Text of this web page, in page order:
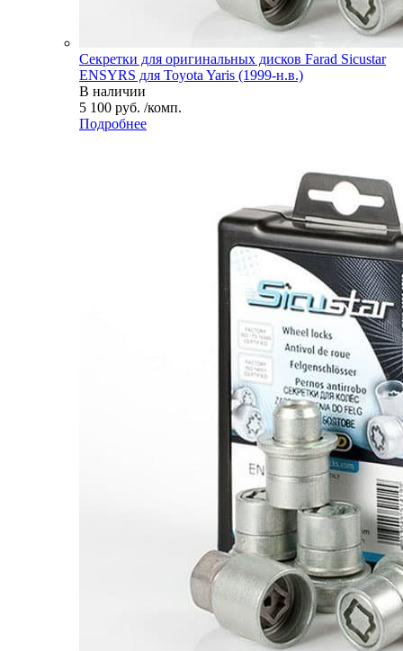
Секретки для оригинальных дисков Farad Sicustar
ENSYRS для Toyota Yaris (1999-н.в.)
В наличии
5 100 руб. /комп.
Подробнее